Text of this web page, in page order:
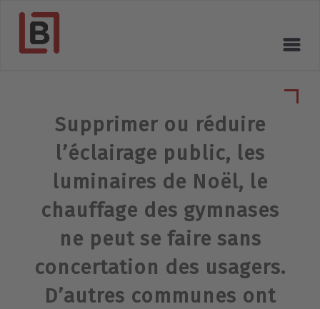
Supprimer ou réduire
l’éclairage public, les
luminaires de Noël, le
chauffage des gymnases
ne peut se faire sans
concertation des usagers.
D’autres communes ont